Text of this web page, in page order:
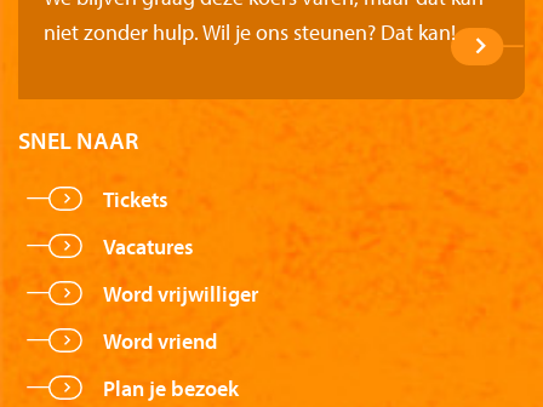
SNEL NAAR
Tickets
Vacatures
Word vrijwilliger
Word vriend
Plan je bezoek
niet zonder hulp. Wil je ons steunen? Dat kan!